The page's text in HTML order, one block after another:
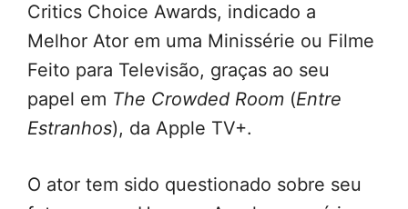
Critics Choice Awards, indicado a
Melhor Ator em uma Minissérie ou Filme
Feito para Televisão, graças ao seu
papel em The Crowded Room (Entre
Estranhos), da Apple TV+.
O ator tem sido questionado sobre seu